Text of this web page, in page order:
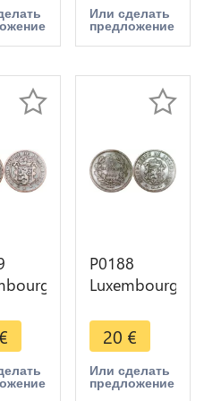
offer
1855 A
Paris
Make offer
Или сделать
предложение
III
€
P0188
Luxembourg
Willem III
1860 A
Paris
KM#22.2 ->
20 €
Или сделать
предложение